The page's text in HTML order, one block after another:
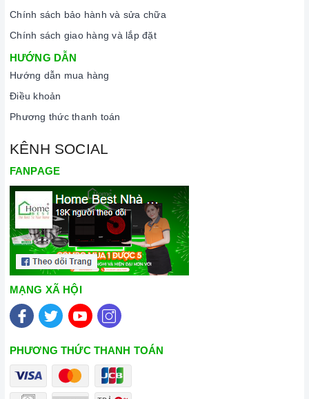
thời gian nấu nướng để đảm bảo an toàn.
Khi không sử dụng, nên cất giữ cẩn thận và bảo quản mặt
bếp để tránh làm trầy xước, ảnh hưởng đến cảm ứng bếp từ.
Thường xuyên lau chùi bếp và giữ vệ sinh sạch sẽ để đảm
bảo tuổi thọ của bếp.
3. Tại sao nên chọn mua sản phẩm tại Home Best?
Cam kết hàng chính hãng:
phẩm chính hãng 100%, có nguồn gốc, xuất xứ và chứng từ
rõ ràng.
Chế độ hỗ trợ bảo hành linh hoạt:
lắp đặt, chế độ bảo hành chính hãng, hậu mãi chuyên
nghiệp, đảm bảo rằng quý khách sẽ có trải nghiệm tuyệt vời
và không gặp bất kỳ khó khăn nào trong quá trình sử dụng
sản phẩm.
Vận chuyển lắp đặt nhanh chóng:
nhân viên và kỹ thuật viên chuyên nghiệp, tận tâm sẽ đồng
sản phẩm.
Chính sách bảo hành và sửa chữa
Chính sách giao hàng và lắp đặt
HƯỚNG DẪN
Hướng dẫn mua hàng
Điều khoản
Phương thức thanh toán
KÊNH SOCIAL
FANPAGE
MẠNG XÃ HỘI
PHƯƠNG THỨC THANH TOÁN